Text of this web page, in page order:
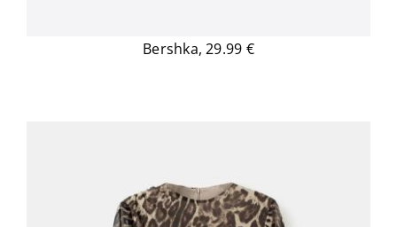
Bershka, 29.99 €